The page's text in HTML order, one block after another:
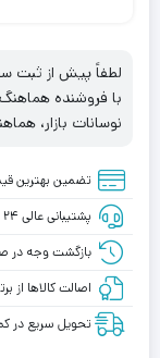
لطفاً پیش از ثبت
با فروشنده هماهنگ
نوسانات بازار،
تضمین بهترین
پشتیبانی عالی ۲۴ ساعته، ۷ روز هفته
بازگشت وجه در
اصالت کالاها از
تحویل سریع در